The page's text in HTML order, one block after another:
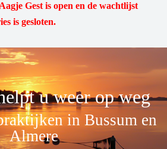
Gest is open en de wachtlijst
is gesloten.
u weer op weg
in Bussum en
Almere